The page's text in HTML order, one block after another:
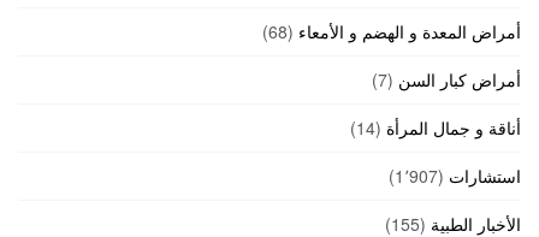
أمراض المعدة و الهضم و الأمعاء (68)
أمراض كبار السن (7)
أناقة و جمال المرأة (14)
استشارات (1٬907)
الأخبار الطبية (155)